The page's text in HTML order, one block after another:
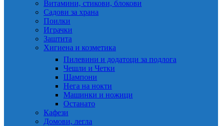
Витамини, стикови, блокови
Садови за храна
Поилки
Играчки
Заштита
Хигиена и козметика
Пилевини и додатоци за подлога
Чешли и Четки
Шампони
Нега на нокти
Машинки и ножици
Останато
Кафези
Домови, легла